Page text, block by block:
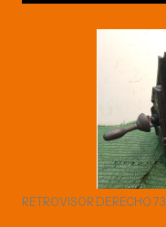
RETROVISOR DERECHO